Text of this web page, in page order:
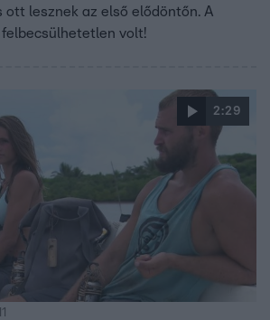
ott lesznek az első elődöntőn. A
volt!
2:29